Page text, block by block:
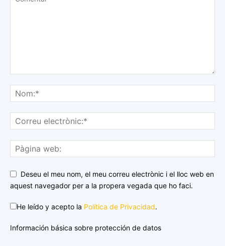
Deseu el meu nom, el meu correu electrònic i el lloc web en
aquest navegador per a la propera vegada que ho faci.
He leído y acepto la Política de Privacidad.
Información básica sobre protección de datos